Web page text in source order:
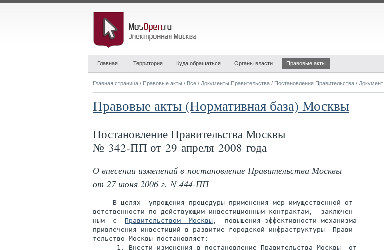
Главная Территория Куда обращаться Органы власти Правовые акты
Главная страница / Правовые акты / Все / Документы Правительства / Постановления Правительства / Документ
Правовые акты (Нормативная база) Москвы
Постановление Правительства Москвы
№ 342-ПП от 29 апреля 2008 года
О внесении изменений в постановление Правительства Москвы
от 27 июня 2006 г. N 444-ПП
     В целях  упрощения процедуры применения мер имущественной от-
ветственности по действующим инвестиционным контрактам,  заключен-
ным  с Правительством  Москвы ,  повышения эффективности механизма
привлечения инвестиций в развитие городской инфраструктуры  Прави-
тельство Москвы постановляет: